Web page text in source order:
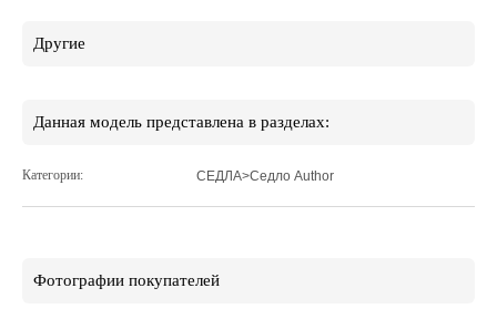
Другие
Данная модель представлена в разделах:
Категории: СЕДЛА>Седло Author
Фотографии покупателей